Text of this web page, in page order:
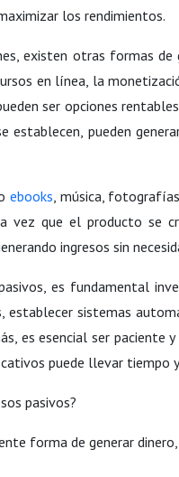
los rendimientos.
existen otras formas de
en línea, la
ser opciones
establecen, pueden
ebooks, música,
vez que el producto se
ingresos sin
, es fundamental
establecer sistemas
es esencial ser paciente
puede llevar tiempo
pasivos?
forma de generar